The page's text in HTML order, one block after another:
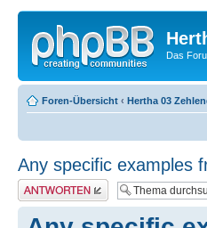
Das
Foren-Übersicht ‹ Hertha 03
Any specific examples
Antwort erstellen